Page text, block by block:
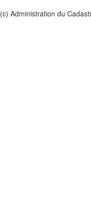
(c) Administration du